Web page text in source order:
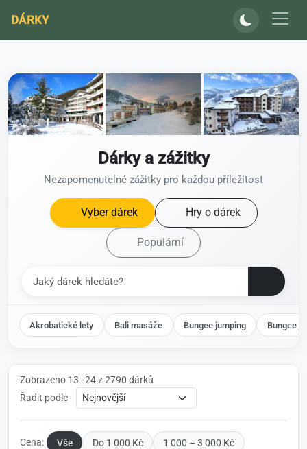
DÁRKY
Dárky a zážitky
Nezapomenutelné zážitky pro každou příležitost
Vyber dárek Hry o dárek
Populární
Akrobatické lety Bali masáže Bungee jumping Bungee
Zobrazeno 13–24 z 2790 dárků
Řadit podle
Cena: Vše Do 1 000 Kč 1 000 – 3 000 Kč